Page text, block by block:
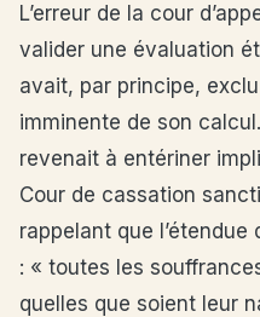
L’erreur de la cour
valider une évaluation
avait, par principe,
imminente de son
revenait à entériner
Cour de cassation
rappelant que
: « toutes les
quelles que soient leur